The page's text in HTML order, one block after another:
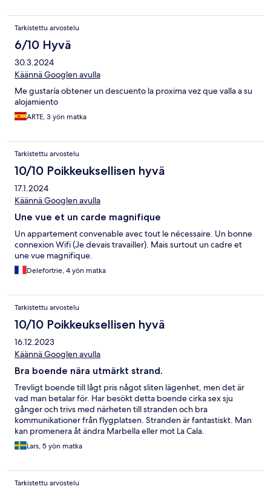
Tarkistettu arvostelu
6/10 Hyvä
30.3.2024
Käännä Googlen avulla
Me gustaría obtener un descuento la proxima vez que valla a su
alojamiento
ARTE, 3 yön matka
Tarkistettu arvostelu
10/10 Poikkeuksellisen hyvä
17.1.2024
Käännä Googlen avulla
Une vue et un carde magnifique
Un appartement convenable avec tout le nécessaire. Un bonne
connexion Wifi (Je devais travailler). Mais surtout un cadre et
une vue magnifique.
Delefortrie, 4 yön matka
Tarkistettu arvostelu
10/10 Poikkeuksellisen hyvä
16.12.2023
Käännä Googlen avulla
Bra boende nära utmärkt strand.
Trevligt boende till lågt pris något sliten lägenhet, men det är
vad man betalar för. Har besökt detta boende cirka sex sju
gånger och trivs med närheten till stranden och bra
kommunikationer från flygplatsen. Stranden är fantastiskt. Man
kan promenera åt ändra Marbella eller mot La Cala.
Lars, 5 yön matka
Tarkistettu arvostelu